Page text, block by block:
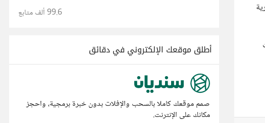
99.6 ألف متابع
أطلق موقعك الإلكتروني في دقائق
صمم موقعك كاملا بالسحب والإفلات بدون خبرة برمجية، واحجز
مكانك على الإنترنت.